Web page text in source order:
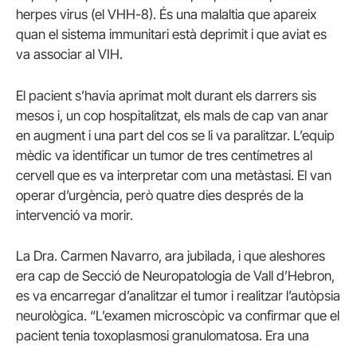
herpes virus (el VHH-8). És una malaltia que apareix
quan el sistema immunitari està deprimit i que aviat es
va associar al VIH.
El pacient s’havia aprimat molt durant els darrers sis
mesos i, un cop hospitalitzat, els mals de cap van anar
en augment i una part del cos se li va paralitzar. L’equip
mèdic va identificar un tumor de tres centímetres al
cervell que es va interpretar com una metàstasi. El van
operar d’urgència, però quatre dies després de la
intervenció va morir.
La Dra. Carmen Navarro, ara jubilada, i que aleshores
era cap de Secció de Neuropatologia de Vall d’Hebron,
es va encarregar d’analitzar el tumor i realitzar l’autòpsia
neurològica. “L’examen microscòpic va confirmar que el
pacient tenia toxoplasmosi granulomatosa. Era una